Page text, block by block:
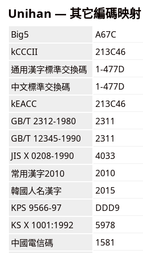
Unihan — 其它編碼映射
Big5
A67C
kCCCII
213C46
通用漢字標準交換碼
1-477D
中文標準交換碼
1-477D
kEACC
213C46
GB/T 2312-1980
2311
GB/T 12345-1990
2311
JIS X 0208-1990
4033
常用漢字2010
2010
韓國人名漢字
2015
KPS 9566-97
DDD9
KS X 1001:1992
5978
中國電信碼
1581